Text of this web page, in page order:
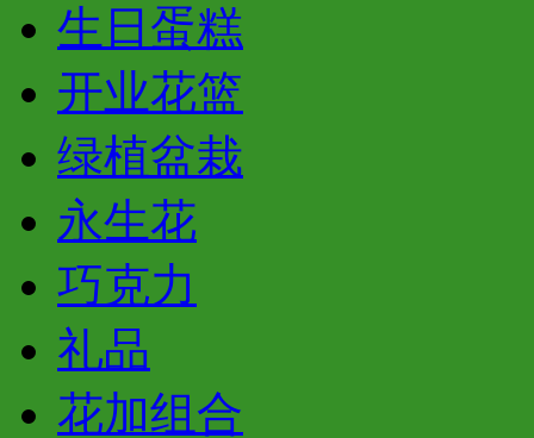
生日蛋糕
开业花篮
绿植盆栽
永生花
巧克力
礼品
花加组合